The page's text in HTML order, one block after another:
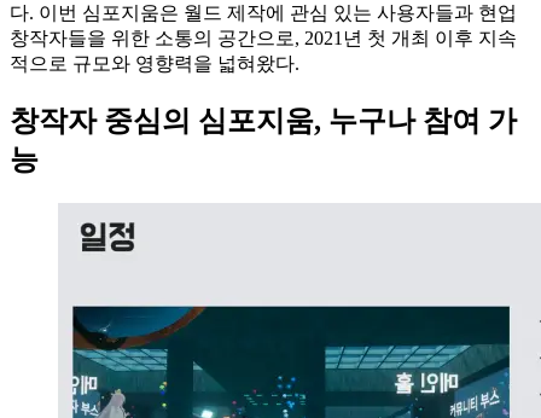
다. 이번 심포지움은 월드 제작에 관심 있는 사용자들과 현업
창작자들을 위한 소통의 공간으로, 2021년 첫 개최 이후 지속
적으로 규모와 영향력을 넓혀왔다.
창작자 중심의 심포지움, 누구나 참여 가
능